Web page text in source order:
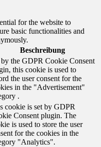
for the website to
basic functionalities and
Beschreibung
by the GDPR Cookie Consent
this cookie is used to
the user consent for the
in the "Advertisement"
.
cookie is set by GDPR
Consent plugin. The
is used to store the user
for the cookies in the
"Analytics".